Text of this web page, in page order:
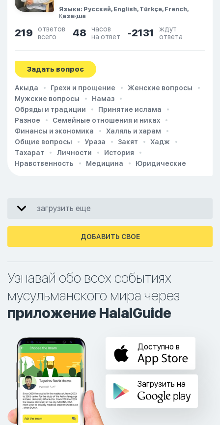
Языки: Русский, English, Türkçe, French,
Қазақша
219
ответов
всего
48
часов
на ответ
-2131
ждут
ответа
Задать вопрос
Акыда Грехи и прощение
Женские вопросы
Мужские вопросы
Намаз
Обряды и традиции
Принятие ислама
Разное
Семейные отношения и никах
Финансы и экономика
Халяль и харам
Общие вопросы
Ураза Закят
Хадж
Тахарат
Личности
История
Нравственность
Медицина Юридические
загрузить еще
ДОБАВИТЬ СВОЕ
Узнавай обо всех событиях
мусульманского мира через
приложение HalalGuide
Доступно в
Загрузить на